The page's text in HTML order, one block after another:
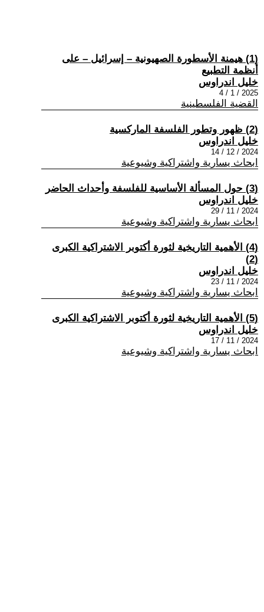
(1) هيمنة الأسطورة الصهيونية – إسرائيل – على
أنظمة التطبيع
خليل اندراوس
2025 / 1 / 4
القضية الفلسطينية
(2) ظهور وتطور الفلسفة الماركسية
خليل اندراوس
2024 / 12 / 14
ابحاث يسارية واشتراكية وشيوعية
(3) حول المسألة الأساسية للفلسفة وأحداث الحاضر
خليل اندراوس
2024 / 11 / 29
ابحاث يسارية واشتراكية وشيوعية
(4) الأهمية التاريخية لثورة أكتوبر الاشتراكية الكبرى
(2)
خليل اندراوس
2024 / 11 / 23
ابحاث يسارية واشتراكية وشيوعية
(5) الأهمية التاريخية لثورة أكتوبر الاشتراكية الكبرى
خليل اندراوس
2024 / 11 / 17
ابحاث يسارية واشتراكية وشيوعية